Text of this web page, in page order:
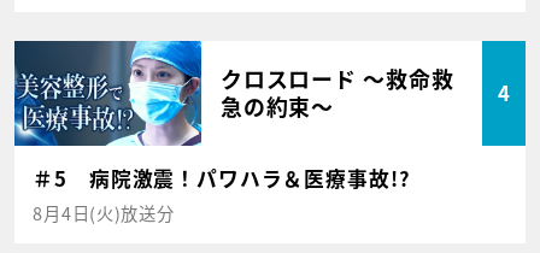
クロスロード ～救命救
急の約束～
4
＃5 病院激震！パワハラ＆医療事故!?
8月4日(火)放送分